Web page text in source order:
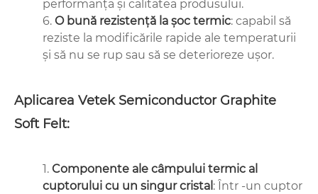
performanța și calitatea produsului.
6. O bună rezistență la șoc termic: capabil să
reziste la modificările rapide ale temperaturii
și să nu se rup sau să se deterioreze ușor.
Aplicarea Vetek Semiconductor Graphite
Soft Felt:
1. Componente ale câmpului termic al
cuptorului cu un singur cristal : Într -un cuptor